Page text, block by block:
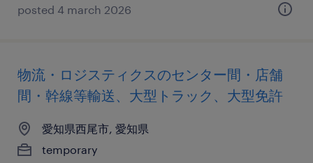
posted 4 march 2026
物流・ロジスティクスのセンター間・店舗
間・幹線等輸送、大型トラック、大型免許
愛知県西尾市, 愛知県
temporary